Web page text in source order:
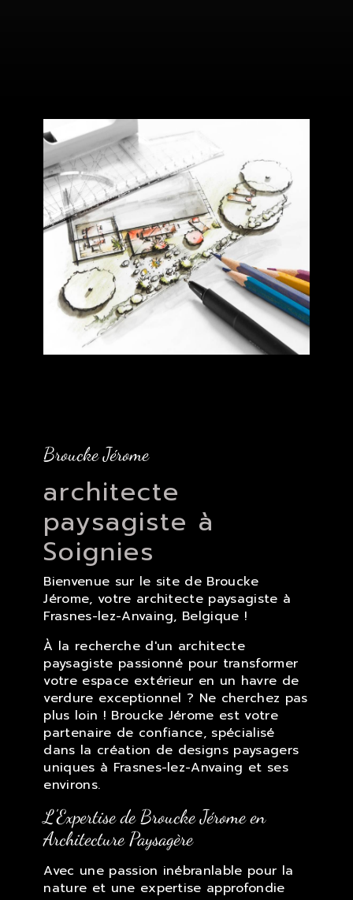
Broucke Jérome
architecte
paysagiste à
Soignies
Bienvenue sur le site de Broucke
Jérome, votre architecte paysagiste à
Frasnes-lez-Anvaing, Belgique !
À la recherche d'un architecte
paysagiste passionné pour transformer
votre espace extérieur en un havre de
verdure exceptionnel ? Ne cherchez pas
plus loin ! Broucke Jérome est votre
partenaire de confiance, spécialisé
dans la création de designs paysagers
uniques à Frasnes-lez-Anvaing et ses
environs.
L'Expertise de Broucke Jérome en
Architecture Paysagère
Avec une passion inébranlable pour la
nature et une expertise approfondie